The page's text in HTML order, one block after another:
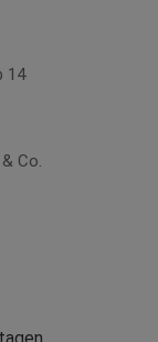
14
Co.